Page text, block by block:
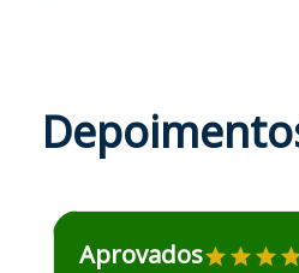
Estudante José recomenda o
Aprovados